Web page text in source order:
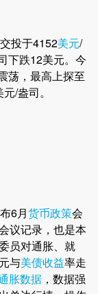
投于4152美元/
下跌12美元。今
荡，最高上探至
/盎司。
6月货币政策会
议记录，也是本
员对通胀、就
与美债收益率走
胀数据 ，数据强